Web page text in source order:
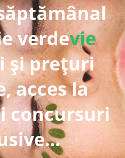
verdevie
și prețuri
acces la
concursuri